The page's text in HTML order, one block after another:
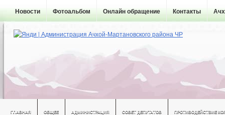
Новости Фотоальбом Онлайн обращение Контакты
ГЛАВНАЯ ОБЩЕЕ АДМИНИСТРАЦИЯ СОВЕТ ДЕПУТАТОВ ПРОТИВОДЕЙСТВИЕ